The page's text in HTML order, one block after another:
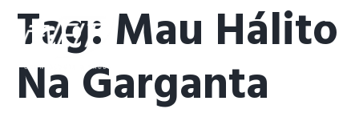
Tag: Mau Hálito
Na Garganta